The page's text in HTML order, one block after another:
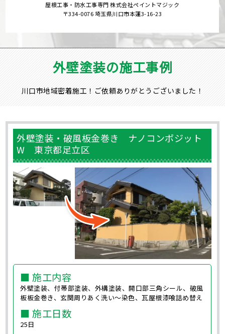
屋根工事・防水工事専門 株式会社ペイントマジック
〒334-0076 埼玉県川口市本蓮3-16-23
外壁塗装の施工事例
川口市地域密着施工！ご依頼ありがとうございました！
外壁塗装・破風板金巻き ナノコンポジット
W 東京都足立区
■ 施工内容
外壁塗装、付帯部塗装、外構塗装、開口部三角シール、破風
板板金巻き、玄関周りあく洗い～染色、瓦屋根漆喰詰め替え
■ 施工日数
25日